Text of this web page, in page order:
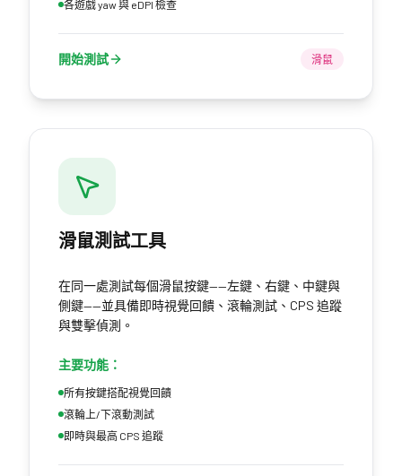
各遊戲 yaw 與 eDPI 檢查
開始測試 滑鼠
滑鼠測試工具
在同一處測試每個滑鼠按鍵——左鍵、右鍵、中鍵與
側鍵——並具備即時視覺回饋、滾輪測試、CPS 追蹤
與雙擊偵測。
主要功能：
所有按鍵搭配視覺回饋
滾輪上/下滾動測試
即時與最高 CPS 追蹤